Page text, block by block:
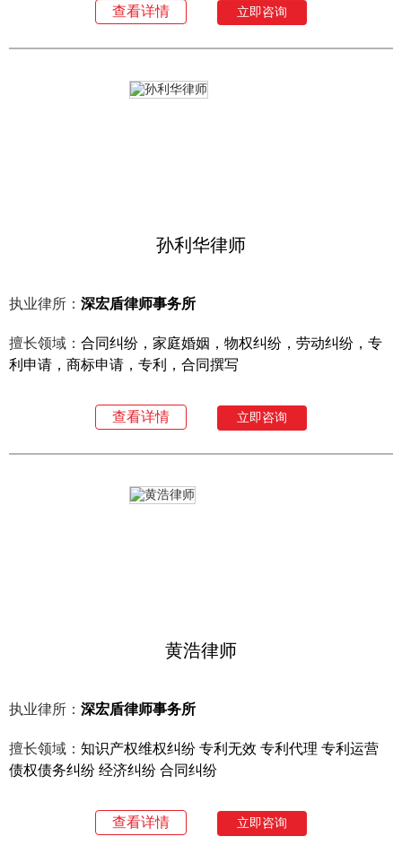
查看详情 立即咨询
孙利华律师
执业律所： 深宏盾律师事务所
擅长领域： 合同纠纷，家庭婚姻，物权纠纷，劳动纠纷，专
利申请，商标申请，专利，合同撰写
查看详情 立即咨询
黄浩律师
执业律所： 深宏盾律师事务所
擅长领域： 知识产权维权纠纷 专利无效 专利代理 专利运营
债权债务纠纷 经济纠纷 合同纠纷
查看详情 立即咨询